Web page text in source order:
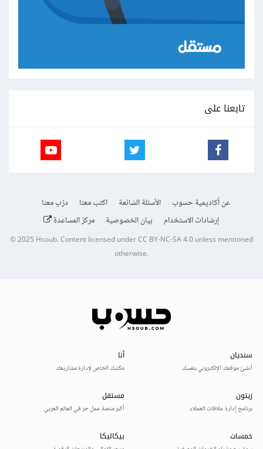
تابعنا على
عن أكاديمية حسوب الأسئلة الشائعة اكتب معنا
درّب معنا
إرشادات الاستخدام
بيان الخصوصية مركز المساعدة
© 2025Hsoub.Content licensed underCC BY-NC-SA 4.0unless mentioned
otherwise.